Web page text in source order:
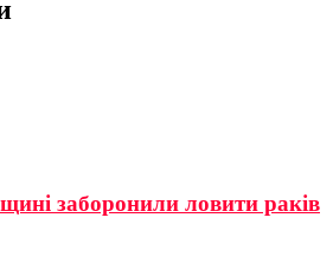
заборонили ловити раків